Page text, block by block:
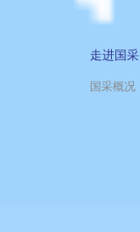
走进国采
国采概况